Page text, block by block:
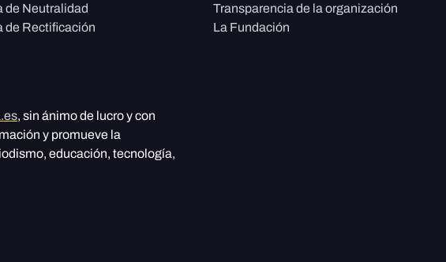
de Neutralidad
de Rectificación
Transparencia de la organización
La Fundación
, sin ánimo de lucro y con
y promueve la
educación, tecnología,